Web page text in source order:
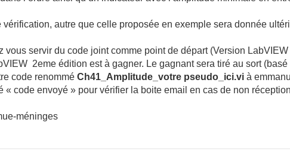
vérification, autre que celle proposée en exemple sera donnée
vous servir du code joint comme point de départ (Version
2eme édition est à gagner. Le gagnant sera tiré au sort
code renomméCh41_Amplitude_votre pseudo_ici.vi à
« code envoyé » pour vérifier la boite email en cas de non
méninges